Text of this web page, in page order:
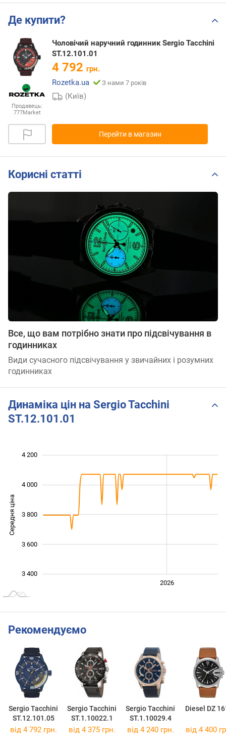
Де купити?
Продавець:
777Market
Чоловічий наручний годинник Sergio Tacchini
ST.12.101.01
4 792 грн.
Rozetka.ua
З нами 7 років
(Київ)
Перейти в магазин
Корисні статті
Все, що вам потрібно знати про підсвічування в
годинниках
Види сучасного підсвічування у звичайних і розумних
годинниках
Динаміка цін на Sergio Tacchini
ST.12.101.01
Середня ціна 3 500
3 400
3 600
3 800
4 000
4 200
2026
Рекомендуємо
Sergio Tacchini
ST.12.101.05
Sergio Tacchini
ST.1.10022.1
Sergio Tacchini
ST.1.10029.4
Diesel DZ
від 4 792 грн. від 4 375 грн. від 4 240 грн. від 4 400